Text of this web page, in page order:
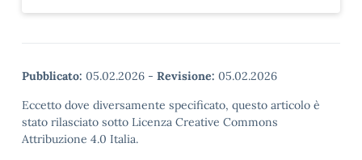
Pubblicato: 05.02.2026 - Revisione: 05.02.2026
Eccetto dove diversamente specificato, questo articolo è
stato rilasciato sotto Licenza Creative Commons
Attribuzione 4.0 Italia.